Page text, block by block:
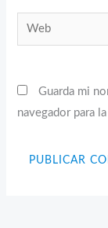
Web
Guarda mi
navegador para